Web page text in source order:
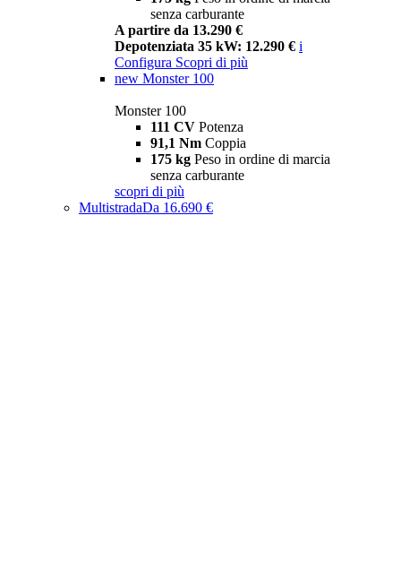
senza carburante
A partire da 13.290 €
Depotenziata 35 kW: 12.290 € i
Configura Scopri di più
new Monster 100
Monster 100
111 CV Potenza
91,1 Nm Coppia
175 kg Peso in ordine di marcia
senza carburante
scopri di più
MultistradaDa 16.690 €